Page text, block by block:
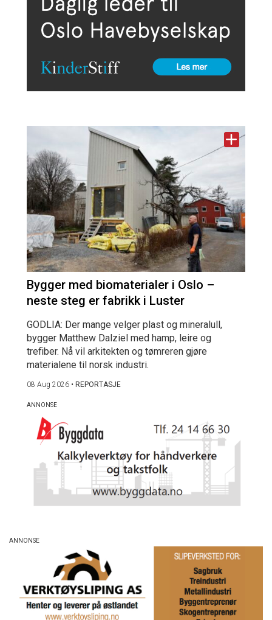
Bygger med biomaterialer i Oslo –
neste steg er fabrikk i Luster
GODLIA: Der mange velger plast og mineralull,
bygger Matthew Dalziel med hamp, leire og
trefiber. Nå vil arkitekten og tømreren gjøre
materialene til norsk industri.
08 Aug 2026 • REPORTASJE